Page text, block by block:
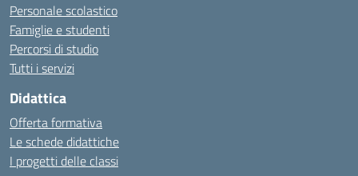
Personale scolastico
Famiglie e studenti
Percorsi di studio
Tutti i servizi
Didattica
Offerta formativa
Le schede didattiche
I progetti delle classi